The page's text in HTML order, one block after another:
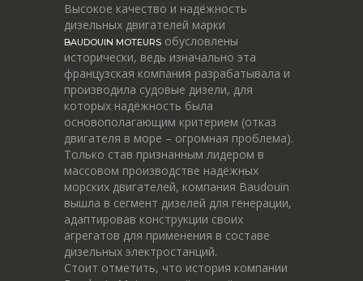
Высокое качество и надёжность
дизельных двигателей марки
BAUDOUIN MOTEURS обусловлены
исторически, ведь изначально эта
французская компания разрабатывала и
производила судовые дизели, для
которых надёжность была
основополагающим критерием (отказ
двигателя в море – огромная проблема).
Только став признанным лидером в
массовом производстве надёжных
морских двигателей, компания Baudouin
вышла в сегмент дизелей для генерации,
адаптировав конструкции своих
агрегатов для применения в составе
дизельных электростанций.
Стоит отметить, что история компании